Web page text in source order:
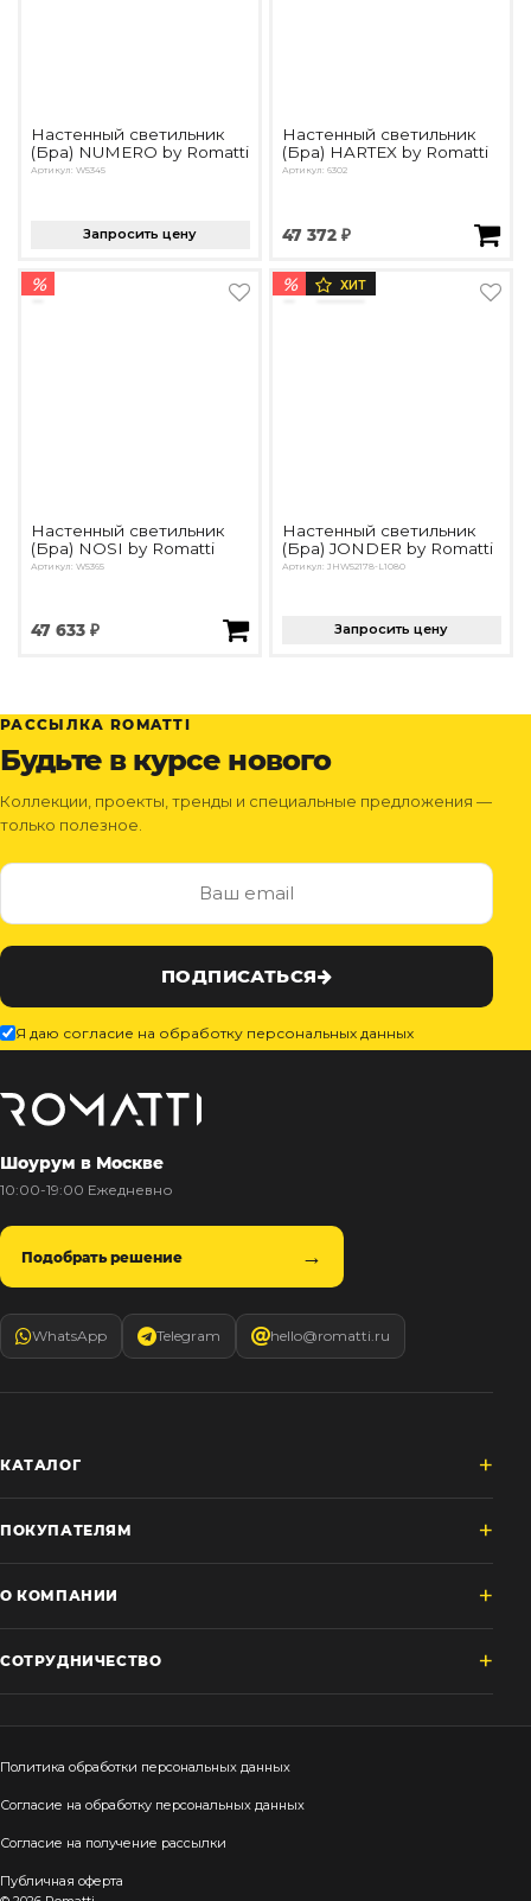
Настенный светильник
(Бра) NUMERO by Romatti
Артикул: W5345
Запросить цену
Настенный светильник
(Бра) HARTEX by Romatti
Артикул: 6302
47 372 ₽
%
Настенный светильник
(Бра) NOSI by Romatti
Артикул: W5365
47 633 ₽
% ХИТ
Настенный светильник
(Бра) JONDER by Romatti
Артикул: JHW52178-L1080
Запросить цену
РАССЫЛКА ROMATTI
Будьте в курсе нового
Коллекции, проекты, тренды и специальные предложения —
только полезное.
ПОДПИСАТЬСЯ
Я даю согласие на обработку персональных данных
Шоурум в Москве
10:00-19:00 Ежедневно
Подобрать решение
WhatsApp Telegram hello@romatti.ru
КАТАЛОГ
ПОКУПАТЕЛЯМ
О КОМПАНИИ
СОТРУДНИЧЕСТВО
Политика обработки персональных данных
Согласие на обработку персональных данных
Согласие на получение рассылки
Публичная оферта